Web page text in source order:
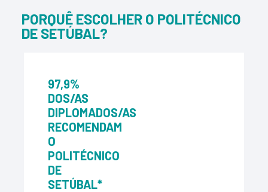
PORQUÊ ESCOLHER O POLITÉCNICO
DE SETÚBAL?
97,9%
DOS/AS
DIPLOMADOS/AS
RECOMENDAM
O
POLITÉCNICO
DE
SETÚBAL*